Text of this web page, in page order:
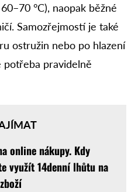
°C), naopak běžné
Samozřejmostí je také
ostružin nebo po hlazení
potřeba pravidelně
online nákupy. Kdy
využít 14denní lhůtu na